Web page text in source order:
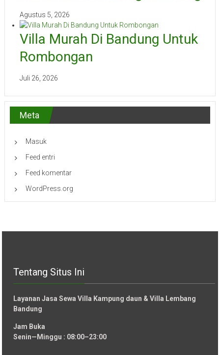
Agustus 5, 2026
Villa Murah Di Bandung Untuk
Rombongan
Juli 26, 2026
Meta
Masuk
Feed entri
Feed komentar
WordPress.org
Tentang Situs Ini
Layanan Jasa Sewa Villa Kampung daun & Villa Lembang
Bandung
Jam Buka
Senin—Minggu : 08:00–23:00